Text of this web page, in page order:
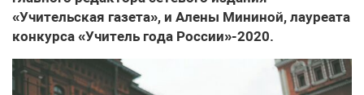
«Учительская газета», и Алены Мининой, лауреата
конкурса «Учитель года России»-2020.